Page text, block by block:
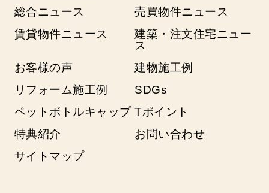
総合ニュース
売買物件ニュース
賃貸物件ニュース
建築・注文住宅ニュー
ス
お客様の声
建物施工例
リフォーム施工例
SDGs
ペットボトルキャップ Tポイント
特典紹介
お問い合わせ
サイトマップ